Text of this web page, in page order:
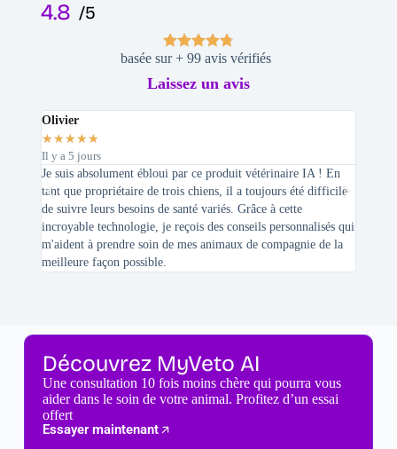
4.8 /5
basée sur + 99 avis vérifiés
Laissez un avis
Olivier
★★★★★
Il y a 5 jours
Je suis absolument ébloui par ce produit vétérinaire IA ! En
tant que propriétaire de trois chiens, il a toujours été difficile
de suivre leurs besoins de santé variés. Grâce à cette
incroyable technologie, je reçois des conseils personnalisés qui
m'aident à prendre soin de mes animaux de compagnie de la
meilleure façon possible.
Découvrez MyVeto AI
Une consultation 10 fois moins chère qui pourra vous
aider dans le soin de votre animal. Profitez d’un essai
offert
Essayer maintenant